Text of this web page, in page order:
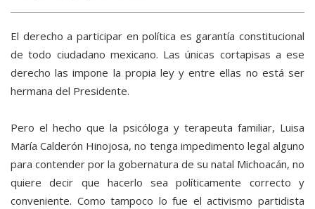
El derecho a participar en política es garantía constitucional
de todo ciudadano mexicano. Las únicas cortapisas a ese
derecho las impone la propia ley y entre ellas no está ser
hermana del Presidente.
Pero el hecho que la psicóloga y terapeuta familiar, Luisa
María Calderón Hinojosa, no tenga impedimento legal alguno
para contender por la gobernatura de su natal Michoacán, no
quiere decir que hacerlo sea políticamente correcto y
conveniente. Como tampoco lo fue el activismo partidista